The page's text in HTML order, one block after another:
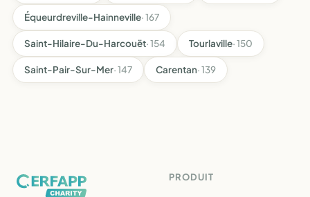
Équeurdreville-Hainneville· 167
Saint-Hilaire-Du-Harcouët· 154 Tourlaville· 150
Saint-Pair-Sur-Mer· 147 Carentan· 139
PRODUIT